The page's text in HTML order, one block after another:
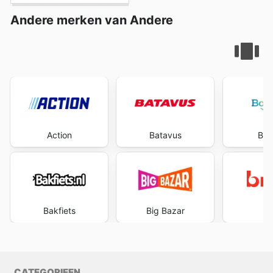
Andere merken van Andere
Action
Bakfiets
Batavus
Big Bazar